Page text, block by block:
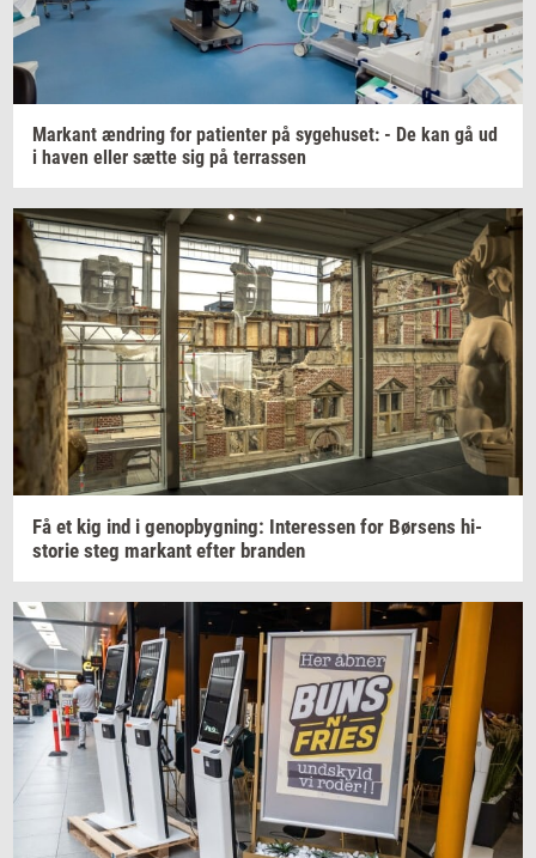
Mar­kant æn­dring for pa­tien­ter på sy­ge­hu­set: - De kan gå ud
i haven eller sætte sig på ter­ras­sen
Få et kig ind i genop­byg­ning: In­ter­es­sen for Bør­sens hi­
sto­rie steg mar­kant efter bran­den